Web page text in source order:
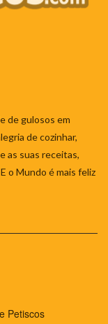
de gulosos em
de cozinhar,
as suas receitas,
o Mundo é mais feliz
Petiscos